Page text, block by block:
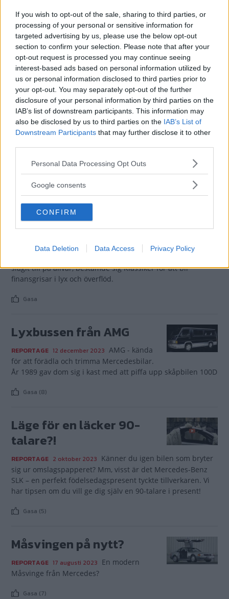
If you wish to opt-out of the sale, sharing to third parties, or
processing of your personal or sensitive information for
targeted advertising by us, please use the below opt-out
section to confirm your selection. Please note that after your
opt-out request is processed you may continue seeing
interest-based ads based on personal information utilized by
us or personal information disclosed to third parties prior to
your opt-out. You may separately opt-out of the further
disclosure of your personal information by third parties on the
IAB’s list of downstream participants. This information may
also be disclosed by us to third parties on the IAB’s List of
Downstream Participants that may further disclose it to other
Please note that this website/app uses one or more Google
not limited to your visit or usage behaviour. You may click to
use your data for below specified purposes in below Google
consent section.
Personal Data Processing Opt Outs
Google consents
CONFIRM
Data Deletion Data Access Privacy Policy
Diskretionen själv
REPORTAGE 1 maj 2024 Här finns allt för att verka – både
kraften och tekniken – men bara lite för att synas. Kanske
för lite? Men den som vet förstår varför bilen var god nog
för såväl samhällstoppar som tävlingsförare.
Gasa (4)
Mercedes-Benz 200 -67:
”Stora Norrland”
PROJEKTBILAR 17 januari 2024 Projektbil nummer 23 var en
trevlig bekantskap – trots att saker och ting inte var helt
Gasa
Mercedes-Benz 350 SE
slagit till på allvar, bestämde sig Klassiker för att bli
finansgrisar i lyx och överflöd.
Gasa
Lyxbussen från AMG
REPORTAGE 12 december 2023 AMG - kända
för att förädla och trimma Mercedesbilar.
År 1989 gav dom sig i kast med att piffa upp skåpbilen 100D
Gasa (8)
Läge för en läcker 90-
talare?!
REPORTAGE 2 oktober 2023 Känner du igen bilen som bryter
sig ur omslagspapperet? Mm, visst är det Mercedes-Benz
SLK – en perfekt födelsedagspresent tyckte tillverkaren. Vi
har tipsen om du vill ge dig själv en 90-talare i present!
Gasa (5)
Måsvingen på nytt?
REPORTAGE 17 augusti 2023 En modern
Måsvinge från Mercedes?
Gasa (7)